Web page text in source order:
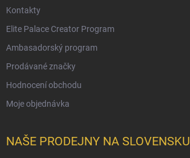
Kontakty
Elite Palace Creator Program
Ambasadorský program
Prodávané značky
Hodnocení obchodu
Moje objednávka
NAŠE PRODEJNY NA SLOVENSKU